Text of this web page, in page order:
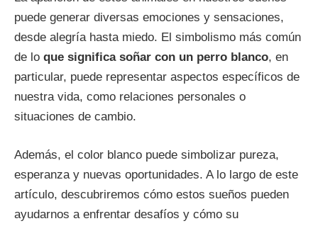
puede generar diversas emociones y sensaciones,
desde alegría hasta miedo. El simbolismo más común
de lo que significa soñar con un perro blanco, en
particular, puede representar aspectos específicos de
nuestra vida, como relaciones personales o
situaciones de cambio.
Además, el color blanco puede simbolizar pureza,
esperanza y nuevas oportunidades. A lo largo de este
artículo, descubriremos cómo estos sueños pueden
ayudarnos a enfrentar desafíos y cómo su